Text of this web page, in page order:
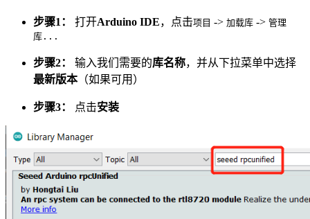
步骤1： 打开Arduino IDE，点击项目 -> 加载库 -> 管理
库...
步骤2： 输入我们需要的库名称，并从下拉菜单中选择
最新版本（如果可用）
步骤3： 点击安装